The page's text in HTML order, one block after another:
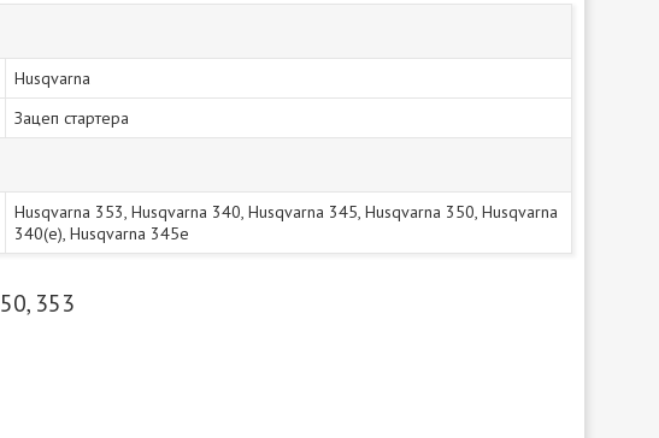
Husqvarna
Зацеп стартера
Husqvarna 353, Husqvarna 340, Husqvarna 345, Husqvarna 350, Husqvarna
340(e), Husqvarna 345e
353